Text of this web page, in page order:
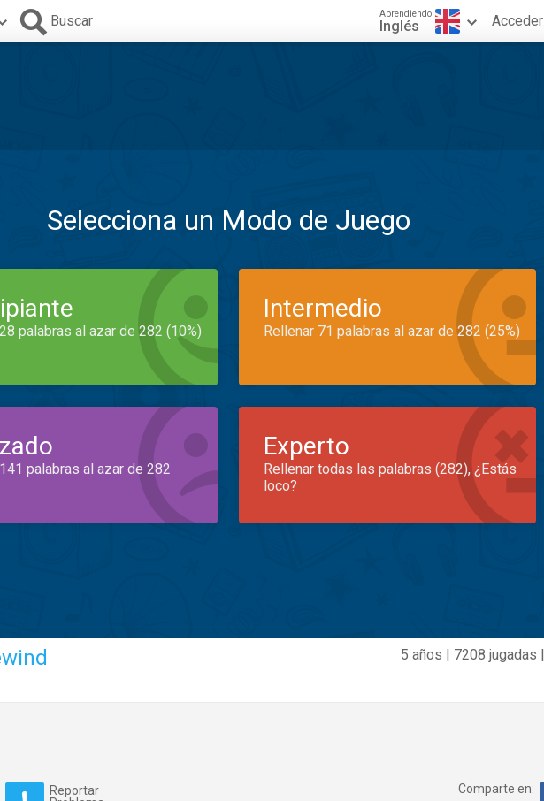
Buscar Aprendiendo
Inglés Acceder
Selecciona un Modo de Juego
palabras al azar de 282 (10%)
Intermedio
Rellenar 71 palabras al azar de 282 (25%)
palabras al azar de 282
Experto
Rellenar todas las palabras (282), ¿Estás
loco?
5 años | 7208 jugadas |
Reportar
Comparte en: